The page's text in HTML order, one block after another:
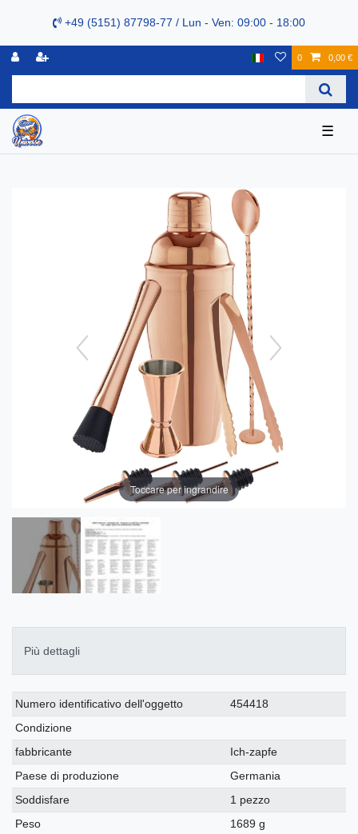
+49 (5151) 87798-77 / Lun - Ven: 09:00 - 18:00
0 0,00 €
☰
Toccare per ingrandire
Più dettagli
Ceres::Template.singleItemTechnicalDataAttribute
Ceres::Template.singleItemTechnicalDataValue
Numero identificativo dell'oggetto
454418
Condizione
fabbricante
Ich-zapfe
Paese di produzione
Germania
Soddisfare
1 pezzo
Peso
1689 g